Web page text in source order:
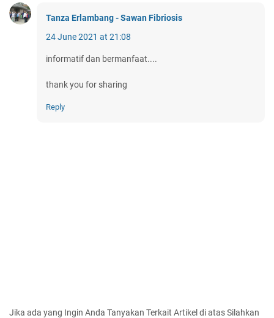
Tanza Erlambang - Sawan Fibriosis
24 June 2021 at 21:08
informatif dan bermanfaat....
thank you for sharing
Reply
Jika ada yang Ingin Anda Tanyakan Terkait Artikel di atas Silahkan